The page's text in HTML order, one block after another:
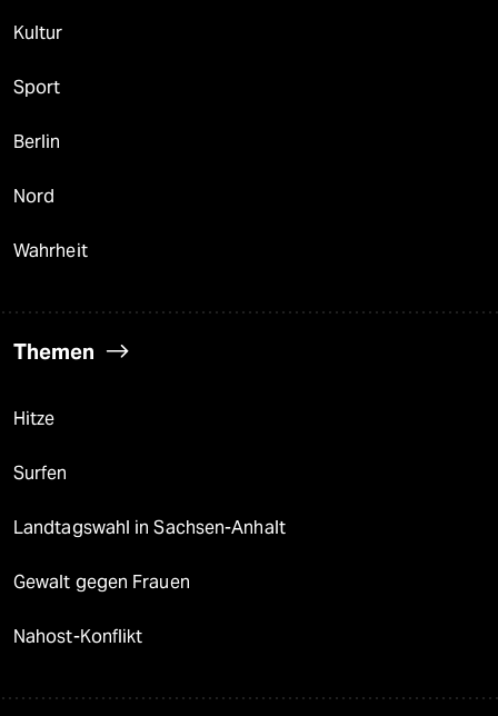
Kultur
Sport
Berlin
Nord
Wahrheit
Themen
Hitze
Surfen
Landtagswahl in Sachsen-Anhalt
Gewalt gegen Frauen
Nahost-Konflikt